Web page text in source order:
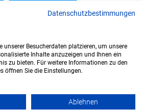
Kontakt
buchen
Datenschutzbestimmungen
unserer Besucherdaten platzieren, um unsere
Inhalte anzuzeigen und Ihnen ein
zu bieten. Für weitere Informationen zu den
öffnen Sie die Einstellungen.
Ablehnen